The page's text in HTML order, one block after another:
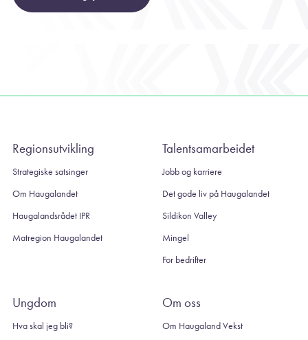
Regionsutvikling
Strategiske satsinger
Om Haugalandet
Haugalandsrådet IPR
Matregion Haugalandet
Talentsamarbeidet
Jobb og karriere
Det gode liv på Haugalandet
Sildikon Valley
Mingel
For bedrifter
Ungdom
Hva skal jeg bli?
Om oss
Om Haugaland Vekst